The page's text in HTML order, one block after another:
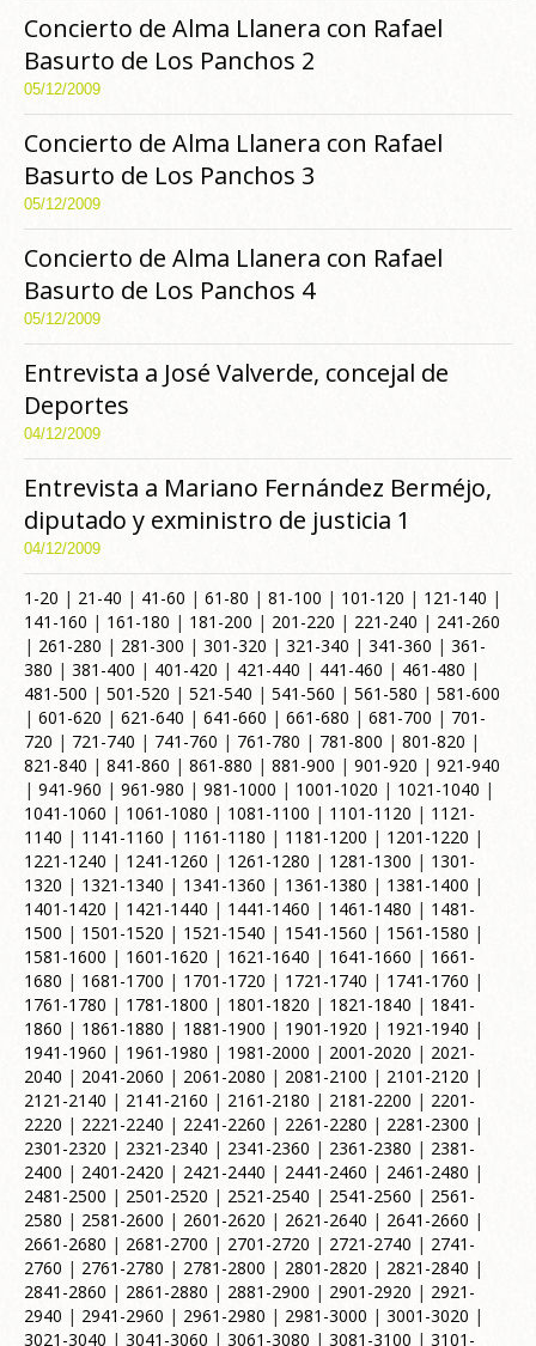
Concierto de Alma Llanera con Rafael
Basurto de Los Panchos 2
05/12/2009
Concierto de Alma Llanera con Rafael
Basurto de Los Panchos 3
05/12/2009
Concierto de Alma Llanera con Rafael
Basurto de Los Panchos 4
05/12/2009
Entrevista a José Valverde, concejal de
Deportes
04/12/2009
Entrevista a Mariano Fernández Berméjo,
diputado y exministro de justicia 1
04/12/2009
1-20 | 21-40 | 41-60 | 61-80 | 81-100 | 101-120 | 121-140 |
141-160 | 161-180 | 181-200 | 201-220 | 221-240 | 241-260
| 261-280 | 281-300 | 301-320 | 321-340 | 341-360 | 361-
380 | 381-400 | 401-420 | 421-440 | 441-460 | 461-480 |
481-500 | 501-520 | 521-540 | 541-560 | 561-580 | 581-600
| 601-620 | 621-640 | 641-660 | 661-680 | 681-700 | 701-
720 | 721-740 | 741-760 | 761-780 | 781-800 | 801-820 |
821-840 | 841-860 | 861-880 | 881-900 | 901-920 | 921-940
| 941-960 | 961-980 | 981-1000 | 1001-1020 | 1021-1040 |
1041-1060 | 1061-1080 | 1081-1100 | 1101-1120 | 1121-
1140 | 1141-1160 | 1161-1180 | 1181-1200 | 1201-1220 |
1221-1240 | 1241-1260 | 1261-1280 | 1281-1300 | 1301-
1320 | 1321-1340 | 1341-1360 | 1361-1380 | 1381-1400 |
1401-1420 | 1421-1440 | 1441-1460 | 1461-1480 | 1481-
1500 | 1501-1520 | 1521-1540 | 1541-1560 | 1561-1580 |
1581-1600 | 1601-1620 | 1621-1640 | 1641-1660 | 1661-
1680 | 1681-1700 | 1701-1720 | 1721-1740 | 1741-1760 |
1761-1780 | 1781-1800 | 1801-1820 | 1821-1840 | 1841-
1860 | 1861-1880 | 1881-1900 | 1901-1920 | 1921-1940 |
1941-1960 | 1961-1980 | 1981-2000 | 2001-2020 | 2021-
2040 | 2041-2060 | 2061-2080 | 2081-2100 | 2101-2120 |
2121-2140 | 2141-2160 | 2161-2180 | 2181-2200 | 2201-
2220 | 2221-2240 | 2241-2260 | 2261-2280 | 2281-2300 |
2301-2320 | 2321-2340 | 2341-2360 | 2361-2380 | 2381-
2400 | 2401-2420 | 2421-2440 | 2441-2460 | 2461-2480 |
2481-2500 | 2501-2520 | 2521-2540 | 2541-2560 | 2561-
2580 | 2581-2600 | 2601-2620 | 2621-2640 | 2641-2660 |
2661-2680 | 2681-2700 | 2701-2720 | 2721-2740 | 2741-
2760 | 2761-2780 | 2781-2800 | 2801-2820 | 2821-2840 |
2841-2860 | 2861-2880 | 2881-2900 | 2901-2920 | 2921-
2940 | 2941-2960 | 2961-2980 | 2981-3000 | 3001-3020 |
3021-3040 | 3041-3060 | 3061-3080 | 3081-3100 | 3101-